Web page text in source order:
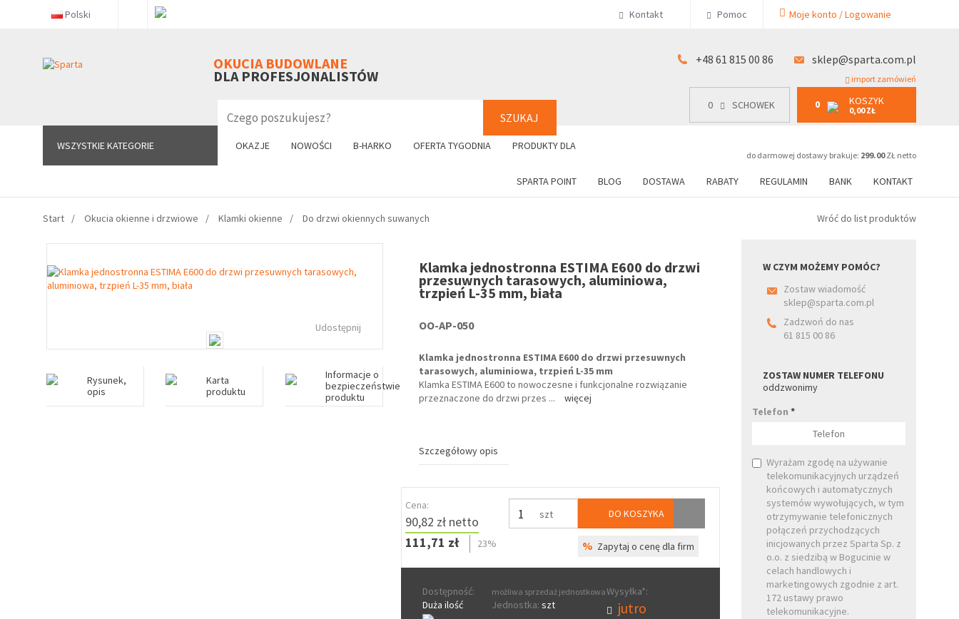
Polski Kontakt Pomoc Moje konto / Logowanie
OKUCIA BUDOWLANE
DLA PROFESJONALISTÓW
SZUKAJ
+48 61 815 00 86 sklep@sparta.com.pl
import zamówień
0 SCHOWEK 0 KOSZYK
0,00 ZŁ
do darmowej dostawy brakuje: 299.00ZŁ netto
WSZYSTKIE KATEGORIE OKAZJE NOWOŚCI B-HARKO OFERTA TYGODNIA PRODUKTY DLA
SPARTA POINT BLOG DOSTAWA RABATY REGULAMIN BANK KONTAKT
WSZYSTKIE KATEGORIE 0 SCHOWEK 0 KOSZYK
0,00 ZŁ
+48 61 815 00 86
Start Okucia okienne i drzwiowe Klamki okienne Do drzwi okiennych suwanych Wróć do list produktów
Udostępnij
Rysunek,
opis
Karta
produktu
Informacje o
bezpieczeństwie
produktu
Klamka jednostronna ESTIMA E600 do drzwi
przesuwnych tarasowych, aluminiowa,
trzpień L-35 mm, biała
OO-AP-050
Klamka jednostronna ESTIMA E600 do drzwi przesuwnych
tarasowych, aluminiowa, trzpień L-35 mm
Klamka ESTIMA E600 to nowoczesne i funkcjonalne rozwiązanie
przeznaczone do drzwi przes ... więcej
Szczegółowy opis
Cena:
90,82 zł netto
111,71 zł
23%
szt DO KOSZYKA
% Zapytaj o cenę dla firm
Dostępność:
Duża ilość
możliwa sprzedaż jednostkowa
Jednostka: szt
Wysyłka*:
jutro
W CZYM MOŻEMY POMÓC?
Zostaw wiadomość
sklep@sparta.com.pl
Zadzwoń do nas
61 815 00 86
ZOSTAW NUMER TELEFONU
oddzwonimy
Telefon*
Wyrażam zgodę na używanie
telekomunikacyjnych urządzeń
końcowych i automatycznych
systemów wywołujących, w tym
otrzymywanie telefonicznych
połączeń przychodzących
inicjowanych przez Sparta Sp. z
o.o. z siedzibą w Bogucinie w
celach handlowych i
marketingowych zgodnie z art.
172 ustawy prawo
telekomunikacyjne.